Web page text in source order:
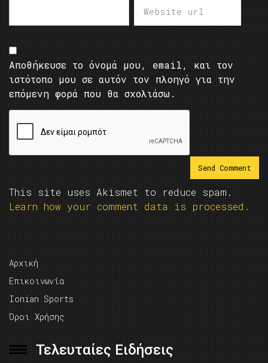
Αποθήκευσε το όνομά μου, email, και τον
ιστότοπο μου σε αυτόν τον πλοηγό για την
επόμενη φορά που θα σχολιάσω.
This site uses Akismet to reduce spam.
Learn how your comment data is processed.
Αρχική
Επικοινωνία
Ionian Sports
Όροι Χρήσης
Τελευταίες Ειδήσεις